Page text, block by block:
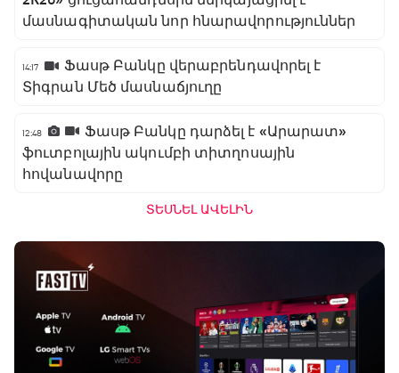
մասնագիտական նոր հնարավորություններ
14:17
Ֆասթ Բանկը վերաբրենդավորել է
Տիգրան Մեծ մասնաճյուղը
12:48
Ֆասթ Բանկը դարձել է «Արարատ»
ֆուտբոլային ակումբի տիտղոսային
հովանավորը
ՏԵՍՆԵԼ ԱՎԵԼԻՆ